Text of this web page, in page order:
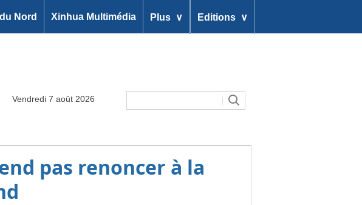
Nord Xinhua Multimédia Plus ∨ Editions ∨
Vendredi 7 août 2026
pas renoncer à la